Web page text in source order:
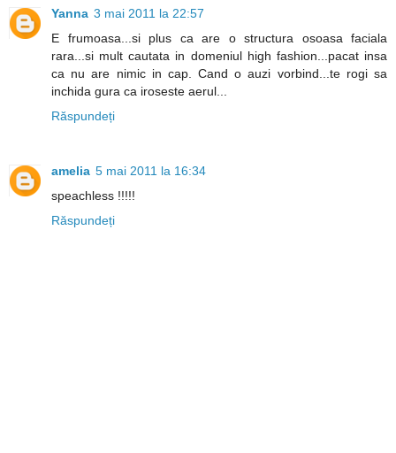
Yanna 3 mai 2011 la 22:57
E frumoasa...si plus ca are o structura osoasa faciala
rara...si mult cautata in domeniul high fashion...pacat insa
ca nu are nimic in cap. Cand o auzi vorbind...te rogi sa
inchida gura ca iroseste aerul...
Răspundeți
amelia 5 mai 2011 la 16:34
speachless !!!!!
Răspundeți